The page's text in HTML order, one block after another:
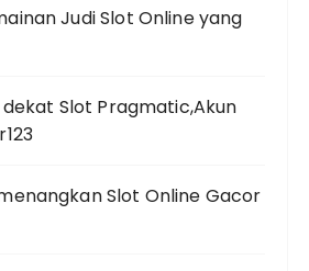
Judi Slot Online yang
Slot Pragmatic,Akun
Slot Online Gacor